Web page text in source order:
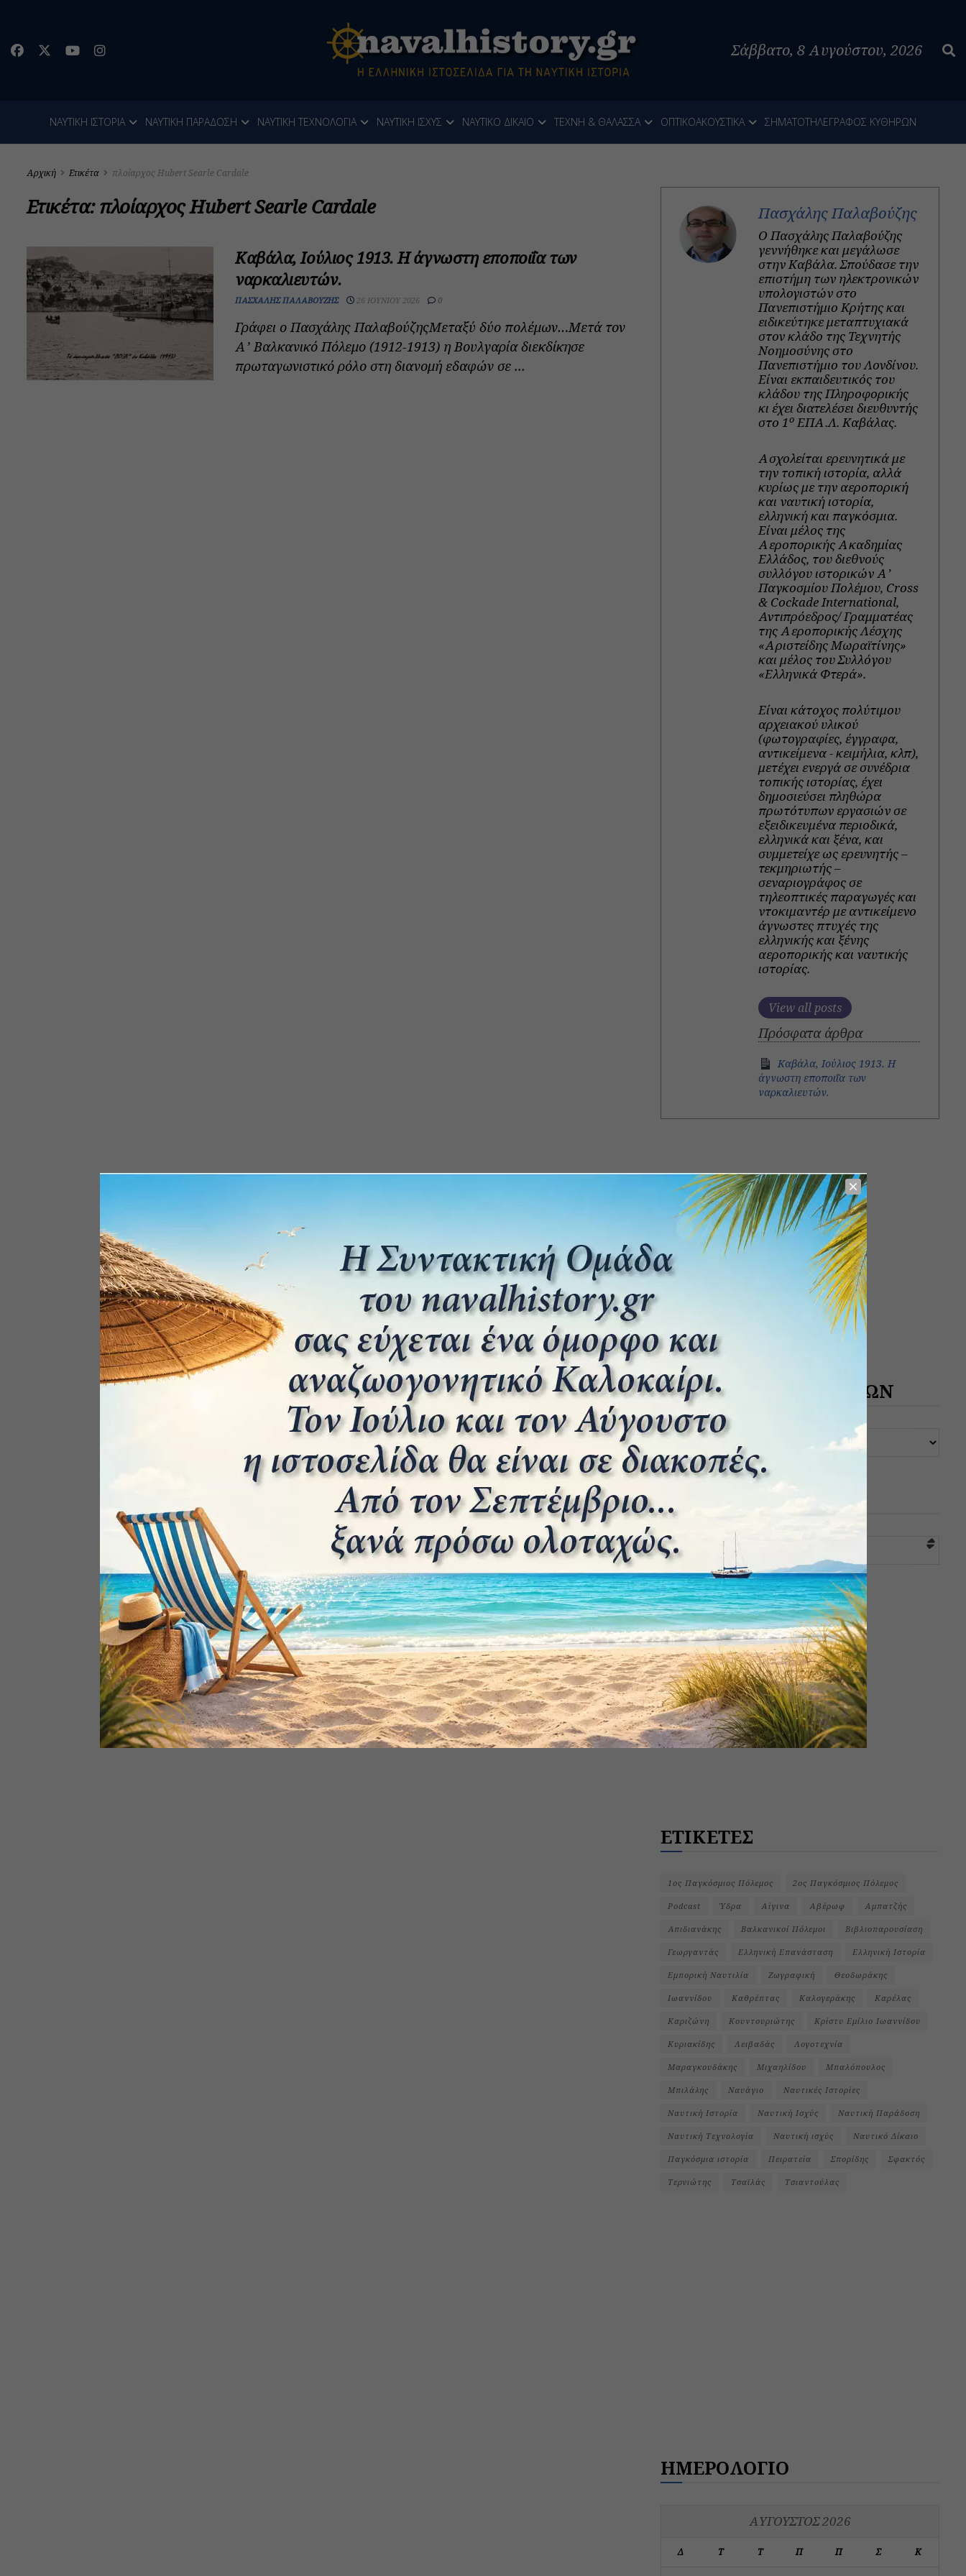
Σάββατο, 8 Αυγούστου, 2026
ΝΑΥΤΙΚΗ ΙΣΤΟΡΙΑ ΝΑΥΤΙΚΗ ΠΑΡΑΔΟΣΗ ΝΑΥΤΙΚΗ ΤΕΧΝΟΛΟΓΙΑ ΝΑΥΤΙΚΗ ΙΣΧΥΣ ΝΑΥΤΙΚΟ ΔΙΚΑΙΟ ΤΕΧΝΗ & ΘΑΛΑΣΣΑ ΟΠΤΙΚΟΑΚΟΥΣΤΙΚΑ ΣΗΜΑΤΟΤΗΛΕΓΡΑΦΟΣ ΚΥΘΗΡΩΝ
Αρχική Ετικέτα πλοίαρχος Hubert Searle Cardale
Ετικέτα:πλοίαρχος Hubert Searle Cardale
Καβάλα, Ιούλιος 1913. Η άγνωστη εποποιΐα των
ναρκαλιευτών.
ΠΑΣΧΆΛΗΣ ΠΑΛΑΒΟΎΖΗΣ 26 ΙΟΥΝΊΟΥ 2026 0
Γράφει ο Πασχάλης ΠαλαβούζηςΜεταξύ δύο πολέμων…Μετά τον
Α’ Βαλκανικό Πόλεμο (1912-1913) η Βουλγαρία διεκδίκησε
πρωταγωνιστικό ρόλο στη διανομή εδαφών σε ...
Πασχάλης Παλαβούζης
Ο Πασχάλης Παλαβούζης
γεννήθηκε και μεγάλωσε
στην Καβάλα. Σπούδασε την
επιστήμη των ηλεκτρονικών
υπολογιστών στο
Πανεπιστήμιο Κρήτης και
ειδικεύτηκε μεταπτυχιακά
στον κλάδο της Τεχνητής
Νοημοσύνης στο
Πανεπιστήμιο του Λονδίνου.
Είναι εκπαιδευτικός του
κλάδου της Πληροφορικής
κι έχει διατελέσει διευθυντής
στο 1ο ΕΠΑ.Λ. Καβάλας.
Ασχολείται ερευνητικά με
την τοπική ιστορία, αλλά
κυρίως με την αεροπορική
και ναυτική ιστορία,
ελληνική και παγκόσμια.
Είναι μέλος της
Αεροπορικής Ακαδημίας
Ελλάδος, του διεθνούς
συλλόγου ιστορικών Α’
Παγκοσμίου Πολέμου, Cross
& Cockade International,
Αντιπρόεδρος/ Γραμματέας
της Αεροπορικής Λέσχης
«Αριστείδης Μωραϊτίνης»
και μέλος του Συλλόγου
«Ελληνικά Φτερά».
Είναι κάτοχος πολύτιμου
αρχειακού υλικού
(φωτογραφίες, έγγραφα,
αντικείμενα - κειμήλια, κλπ),
μετέχει ενεργά σε συνέδρια
τοπικής ιστορίας, έχει
δημοσιεύσει πληθώρα
πρωτότυπων εργασιών σε
εξειδικευμένα περιοδικά,
ελληνικά και ξένα, και
συμμετείχε ως ερευνητής –
τεκμηριωτής –
σεναριογράφος σε
τηλεοπτικές παραγωγές και
ντοκιμαντέρ με αντικείμενο
άγνωστες πτυχές της
ελληνικής και ξένης
αεροπορικής και ναυτικής
ιστορίας.
View all posts
Πρόσφατα άρθρα
Καβάλα, Ιούλιος 1913. Η
άγνωστη εποποιΐα των
ναρκαλιευτών.
ΑΡΧΕΙΟ ΔΗΜΟΣΙΕΥΣΕΩΝ
Επιλογή κατηγορίας
ΕΤΙΚΕΤΕΣ
1ος Παγκόσμιος Πόλεμος 2ος Παγκόσμιος Πόλεμος
Podcast Ύδρα Αίγινα Αβέρωφ Αμπατζής
Απιδιανάκης Βαλκανικοί Πόλεμοι Βιβλιοπαρουσίαση
Γεωργαντάς Ελληνική Επανάσταση Ελληνική Ιστορία
Εμπορική Ναυτιλία Ζωγραφική Θεοδωράκης
Ιωαννίδου Καθρέπτας Καλογεράκης Καρέλας
Καριζώνη Κουντουριώτης Κρίστυ Εμίλιο Ιωαννίδου
Κυριακίδης Λειβαδάς Λογοτεχνία
Μαραγκουδάκης Μιχαηλίδου Μπαλόπουλος
Μπιλάλης Ναυάγιο Ναυτικές Ιστορίες
Ναυτική Ιστορία Ναυτική Ισχύς Ναυτική Παράδοση
Ναυτική Τεχνολογία Ναυτική ισχύς Ναυτικό Δίκαιο
Παγκόσμια ιστορία Πειρατεία Σπορίδης Σφακτός
Τερνιώτης Τσαϊλάς Τσιαντούλας
ΗΜΕΡΟΛΟΓΙΟ
ΑΎΓΟΥΣΤΟΣ 2026
Δ Τ Τ Π Π Σ Κ